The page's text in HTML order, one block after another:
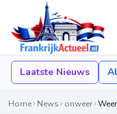
Laatste Nieuws
Home News onweer